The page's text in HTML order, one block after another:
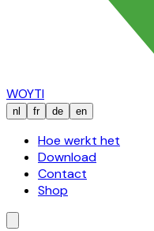
WOYTI
nl fr de en
Hoe werkt het
Download
Contact
Shop